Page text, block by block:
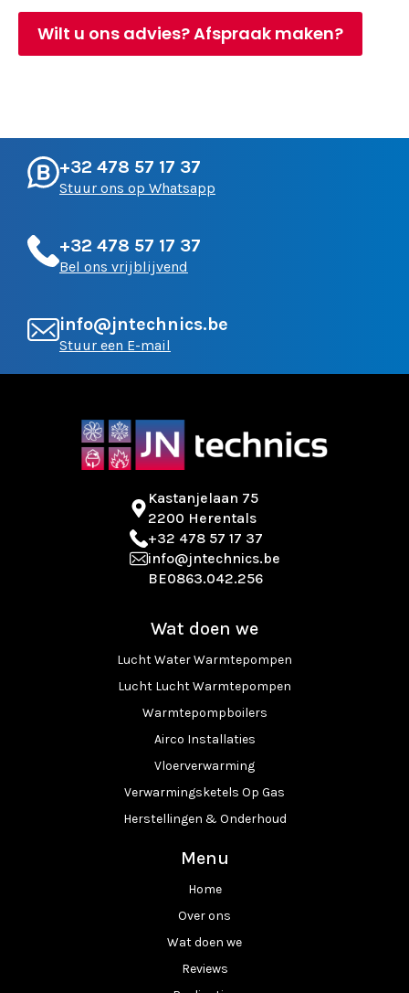
Wilt u ons advies? Afspraak maken?
+32 478 57 17 37
Stuur ons op Whatsapp
+32 478 57 17 37
Bel ons vrijblijvend
info@jntechnics.be
Stuur een E-mail
Kastanjelaan 75
2200 Herentals
+32 478 57 17 37
info@jntechnics.be
BE0863.042.256
Wat doen we
Lucht Water Warmtepompen
Lucht Lucht Warmtepompen
Warmtepompboilers
Airco Installaties
Vloerverwarming
Verwarmingsketels Op Gas
Herstellingen & Onderhoud
Menu
Home
Over ons
Wat doen we
Reviews